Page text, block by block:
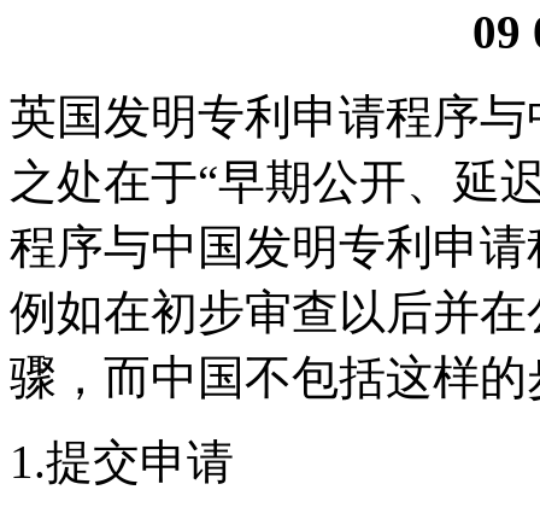
09
英国发明专利申请程序
之处在于“早期公开、延
程序与中国发明专利申
例如在初步审查以后并
骤，而中国不包括这样的
1.提交申请